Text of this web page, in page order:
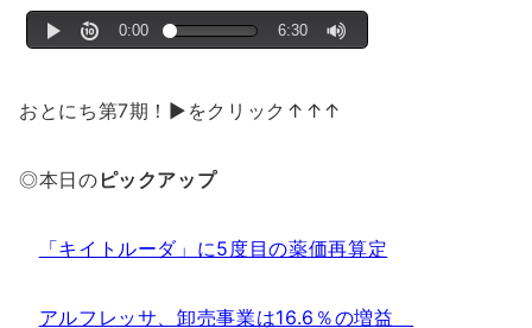
おとにち第7期！▶をクリック↑↑↑
◎本日の ピックアップ
「キイトルーダ」に5度目の薬価再算定
アルフレッサ、卸売事業は16.6％の増益